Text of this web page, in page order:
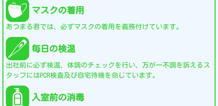
マスクの着用
あつまる君では、必ずマスクの着用を義務付けています。
毎日の検温
出社前に必ず検温、体調のチェックを行い、万が一不調を訴えるス
タッフにはPCR検査及び自宅待機を命じています。
入室前の消毒